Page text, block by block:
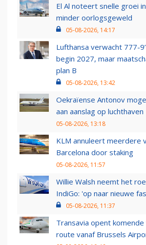
El Al noteert snelle groei
minder oorlogsgeweld
05-08-2026, 14:17
Lufthansa verwacht 777-
begin 2027, maar
plan B
05-08-2026, 13:42
Oekraïense Antonov
aan aanslag op
05-08-2026, 13:18
KLM annuleert meerdere
Barcelona door staking
05-08-2026, 11:57
Willie Walsh neemt het
IndiGo: 'op naar nieuwe
05-08-2026, 11:37
Transavia opent
route vanaf Brussels